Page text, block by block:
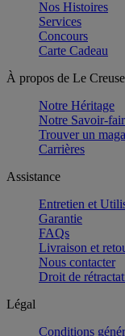
Nos Histoires
Services
Concours
Carte Cadeau
À propos de Le
Notre Héritage
Notre Savoir-
Trouver un
Carrières
Assistance
Entretien et
Garantie
FAQs
Livraison et
Nous contacter
Droit de
Légal
Conditions